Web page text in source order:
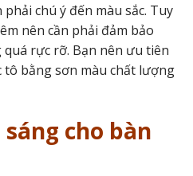
chú ý đến màu sắc. Tuy
nên cần phải đảm bảo
rực rỡ. Bạn nên ưu tiên
bằng sơn màu chất lượng
cho bàn